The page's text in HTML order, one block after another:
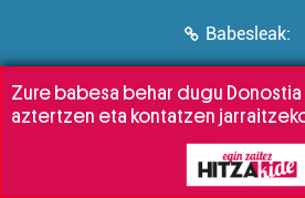
Babesleak:
Zure babesa behar dugu
aztertzen eta kontatzen